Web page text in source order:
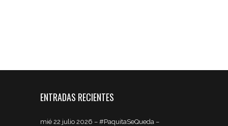
ENTRADAS RECIENTES
mié 22 julio 2026 – #PaquitaSeQueda –